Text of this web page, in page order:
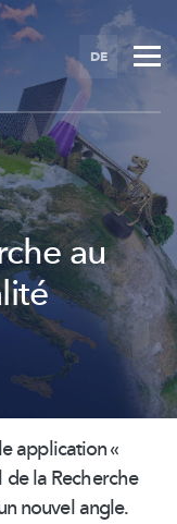
DE
au
application «
de la Recherche
nouvel angle.